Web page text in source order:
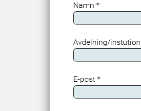
Namn *
Avdelning/instution
E-post *